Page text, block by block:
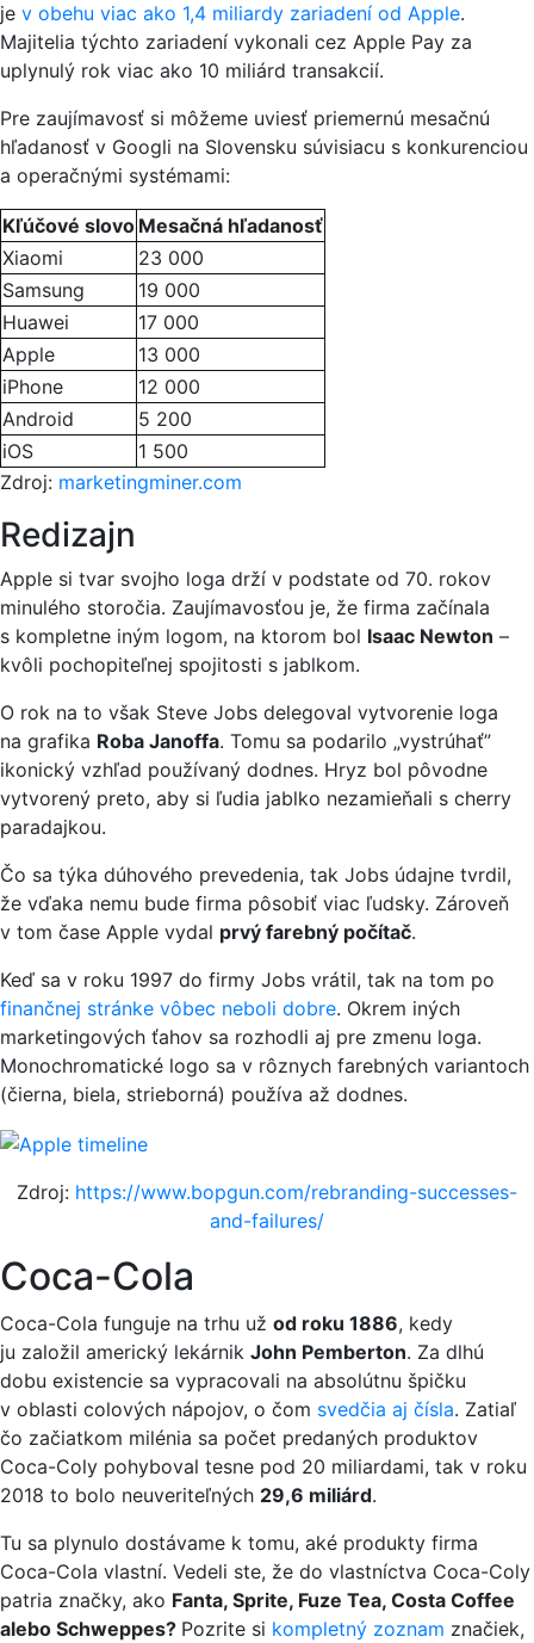
je v obehu viac ako 1,4 miliardy zariadení od Apple.
Majitelia týchto zariadení vykonali cez Apple Pay za
uplynulý rok viac ako 10 miliárd transakcií.
Pre zaujímavosť si môžeme uviesť priemernú mesačnú
hľadanosť v Googli na Slovensku súvisiacu s konkurenciou
a operačnými systémami:
Kľúčové slovo Mesačná hľadanosť
Xiaomi
23 000
Samsung
19 000
Huawei
17 000
Apple
13 000
iPhone
12 000
Android
5 200
iOS
1 500
Zdroj: marketingminer.com
Redizajn
Apple si tvar svojho loga drží v podstate od 70. rokov
minulého storočia. Zaujímavosťou je, že firma začínala
s kompletne iným logom, na ktorom bol Isaac Newton –
kvôli pochopiteľnej spojitosti s jablkom.
O rok na to však Steve Jobs delegoval vytvorenie loga
na grafika Roba Janoffa. Tomu sa podarilo „vystrúhať”
ikonický vzhľad používaný dodnes. Hryz bol pôvodne
vytvorený preto, aby si ľudia jablko nezamieňali s cherry
paradajkou.
Čo sa týka dúhového prevedenia, tak Jobs údajne tvrdil,
že vďaka nemu bude firma pôsobiť viac ľudsky. Zároveň
v tom čase Apple vydal prvý farebný počítač.
Keď sa v roku 1997 do firmy Jobs vrátil, tak na tom po
finančnej stránke vôbec neboli dobre. Okrem iných
marketingových ťahov sa rozhodli aj pre zmenu loga.
Monochromatické logo sa v rôznych farebných variantoch
(čierna, biela, strieborná) používa až dodnes.
Zdroj: https://www.bopgun.com/rebranding-successes-
and-failures/
Coca-Cola
Coca-Cola funguje na trhu už od roku 1886, kedy
ju založil americký lekárnik John Pemberton. Za dlhú
dobu existencie sa vypracovali na absolútnu špičku
v oblasti colových nápojov, o čom svedčia aj čísla. Zatiaľ
čo začiatkom milénia sa počet predaných produktov
Coca-Coly pohyboval tesne pod 20 miliardami, tak v roku
2018 to bolo neuveriteľných 29,6 miliárd.
Tu sa plynulo dostávame k tomu, aké produkty firma
Coca-Cola vlastní. Vedeli ste, že do vlastníctva Coca-Coly
patria značky, ako Fanta, Sprite, Fuze Tea, Costa Coffee
alebo Schweppes? Pozrite si kompletný zoznam značiek,